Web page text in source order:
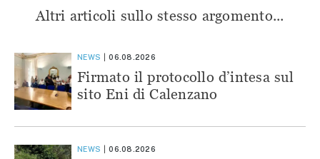
Altri articoli sullo stesso argomento...
NEWS 06.08.2026
Firmato il protocollo d’intesa sul
sito Eni di Calenzano
NEWS 06.08.2026